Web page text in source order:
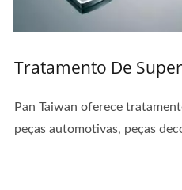
Tratamento De
Pan Taiwan oferece
peças automotivas, peças